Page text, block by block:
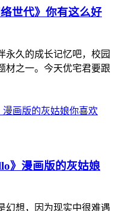
世代》你有这么好
永久的成长记忆吧，校园
材之一。今天优宅君要跟
》漫画版的灰姑娘
幻想，因为现实中很难遇